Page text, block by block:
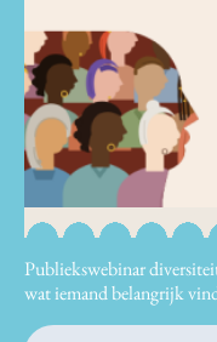
Publiekswebinar
wat iemand belangrijk